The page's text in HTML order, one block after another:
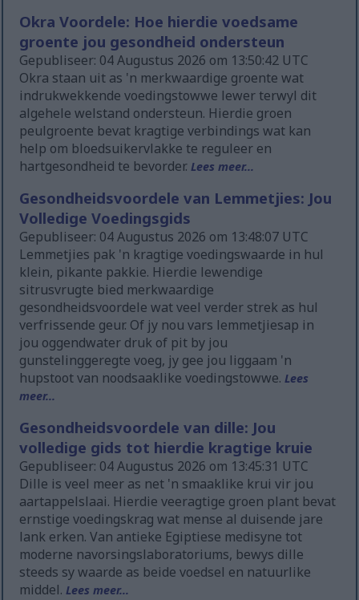
Okra Voordele: Hoe hierdie voedsame
groente jou gesondheid ondersteun
Gepubliseer: 04 Augustus 2026 om 13:50:42 UTC
Okra staan uit as 'n merkwaardige groente wat
indrukwekkende voedingstowwe lewer terwyl dit
algehele welstand ondersteun. Hierdie groen
peulgroente bevat kragtige verbindings wat kan
help om bloedsuikervlakke te reguleer en
hartgesondheid te bevorder.Lees meer...
Gesondheidsvoordele van Lemmetjies: Jou
Volledige Voedingsgids
Gepubliseer: 04 Augustus 2026 om 13:48:07 UTC
Lemmetjies pak 'n kragtige voedingswaarde in hul
klein, pikante pakkie. Hierdie lewendige
sitrusvrugte bied merkwaardige
gesondheidsvoordele wat veel verder strek as hul
verfrissende geur. Of jy nou vars lemmetjiesap in
jou oggendwater druk of pit by jou
gunstelinggeregte voeg, jy gee jou liggaam 'n
hupstoot van noodsaaklike voedingstowwe.Lees
meer...
Gesondheidsvoordele van dille: Jou
volledige gids tot hierdie kragtige kruie
Gepubliseer: 04 Augustus 2026 om 13:45:31 UTC
Dille is veel meer as net 'n smaaklike krui vir jou
aartappelslaai. Hierdie veeragtige groen plant bevat
ernstige voedingskrag wat mense al duisende jare
lank erken. Van antieke Egiptiese medisyne tot
moderne navorsingslaboratoriums, bewys dille
steeds sy waarde as beide voedsel en natuurlike
middel.Lees meer...